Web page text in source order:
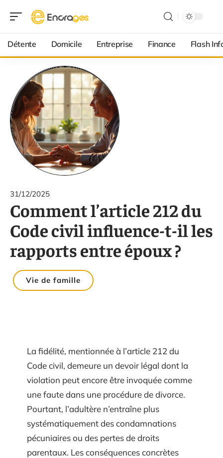
Détente Domicile Entreprise Finance Flash
31/12/2025
Comment l’article 212 du
Code civil influence-t-il les
rapports entre époux ?
Vie de famille
La fidélité, mentionnée à l’article 212 du
Code civil, demeure un devoir légal dont la
violation peut encore être invoquée comme
une faute dans une procédure de divorce.
Pourtant, l’adultère n’entraîne plus
systématiquement des condamnations
pécuniaires ou des pertes de droits
parentaux. Les conséquences concrètes